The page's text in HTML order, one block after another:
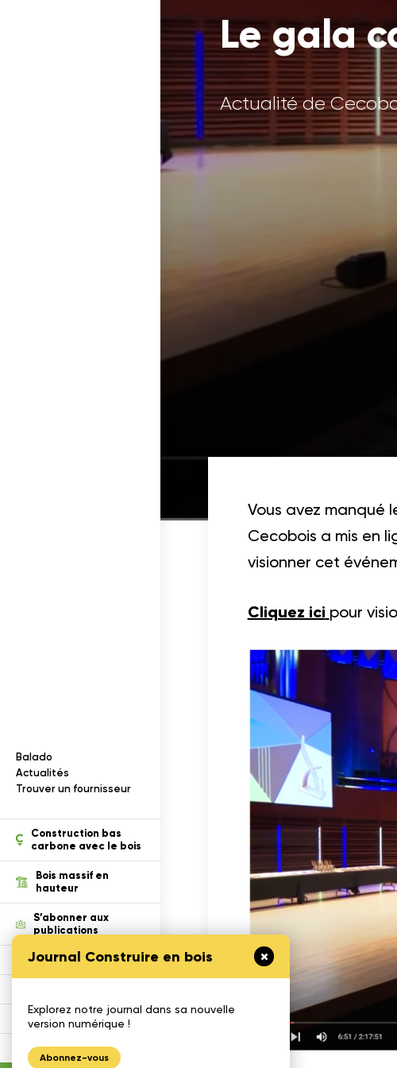
Balado
Actualités
Trouver un fournisseur
Construction bas
carbone avec le bois
Bois massif en
hauteur
S’abonner aux
publications
Défi Cecobois
Gestimat
Calculatrices
Journal Construire en bois
Explorez notre journal dans sa nouvelle
version numérique !
Abonnez-vous
des renseignements
s
Documentation
Le gala
Actualité de
Vous avez manqué
Cecobois a mis en
visionner cet
Cliquez ici pour